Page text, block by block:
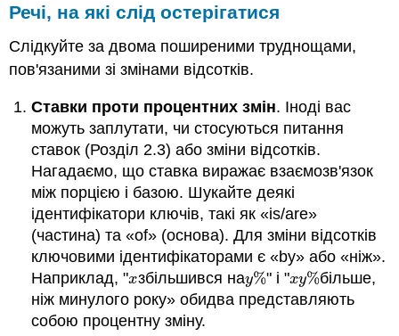
Речі, на які слід остерігатися
Слідкуйте за двома поширеними труднощами,
пов'язаними зі змінами відсотків.
Ставки проти процентних змін. Іноді вас
можуть заплутати, чи стосуються питання
ставок (Розділ 2.3) або зміни відсотків.
Нагадаємо, що ставка виражає взаємозв'язок
між порцією і базою. Шукайте деякі
ідентифікатори ключів, такі як «is/are»
(частина) та «of» (основа). Для зміни відсотків
ключовими ідентифікаторами є «by» або «ніж».
Наприклад, "x
xзбільшився наy%
y%" і "x
xy%
y%більше,
ніж минулого року» обидва представляють
собою процентну зміну.